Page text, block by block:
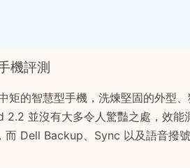
機評測
矩的智慧型手機，洗煉堅固的外型
2.2 並沒有大多令人驚豔之處，效
Dell Backup、Sync 以及語音撥號